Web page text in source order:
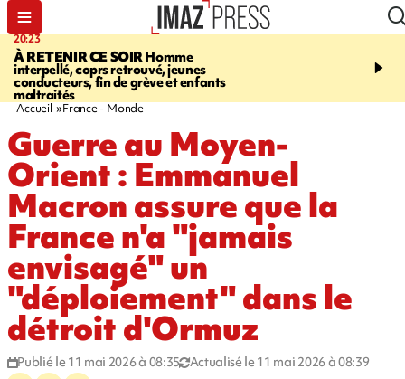
20:23
À RETENIR CE SOIRHomme
interpellé, coprs retrouvé, jeunes
conducteurs, fin de grève et enfants
maltraités
06:04
à La Réunion - des
Accueil France - Monde
Guerre au Moyen-
Orient : Emmanuel
Macron assure que la
France n'a "jamais
envisagé" un
"déploiement" dans le
détroit d'Ormuz
Publié le 11 mai 2026 à 08:35 Actualisé le 11 mai 2026 à 08:39